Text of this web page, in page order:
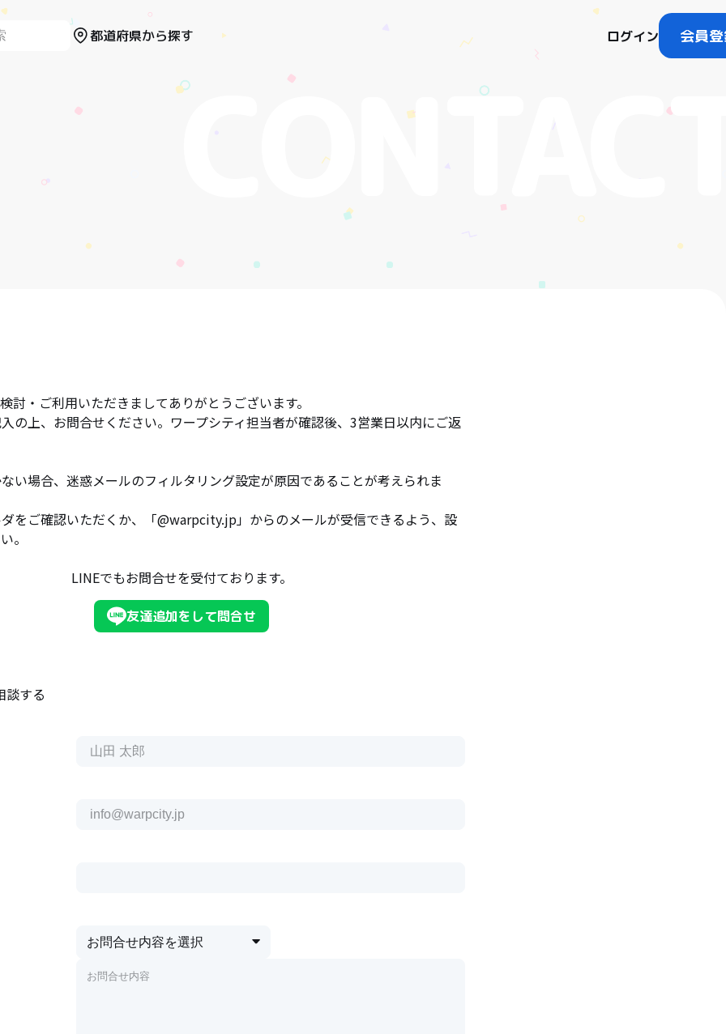
都道府県から探す ログイン 会員
討・ご利用いただきましてありがとうございます。
の上、お問合せください。ワープシティ担当者が確認後、3営業日以内にご返
い場合、迷惑メールのフィルタリング設定が原因であることが考えられま
をご確認いただくか、「@warpcity.jp」からのメールが受信できるよう、設
。
LINEでもお問合せを受付ております。
友達追加をして問合せ
談する